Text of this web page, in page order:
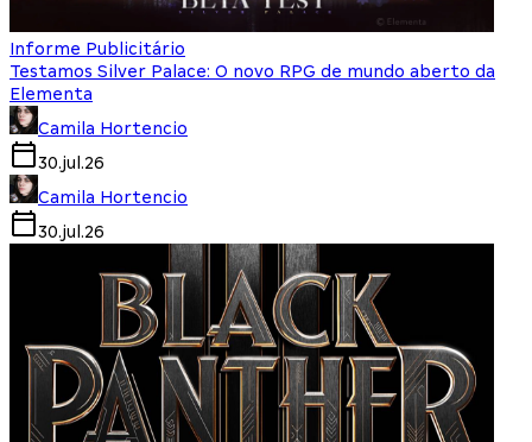
Informe Publicitário
Testamos Silver Palace: O novo RPG de mundo aberto da
Elementa
Camila Hortencio
30.jul.26
Camila Hortencio
30.jul.26